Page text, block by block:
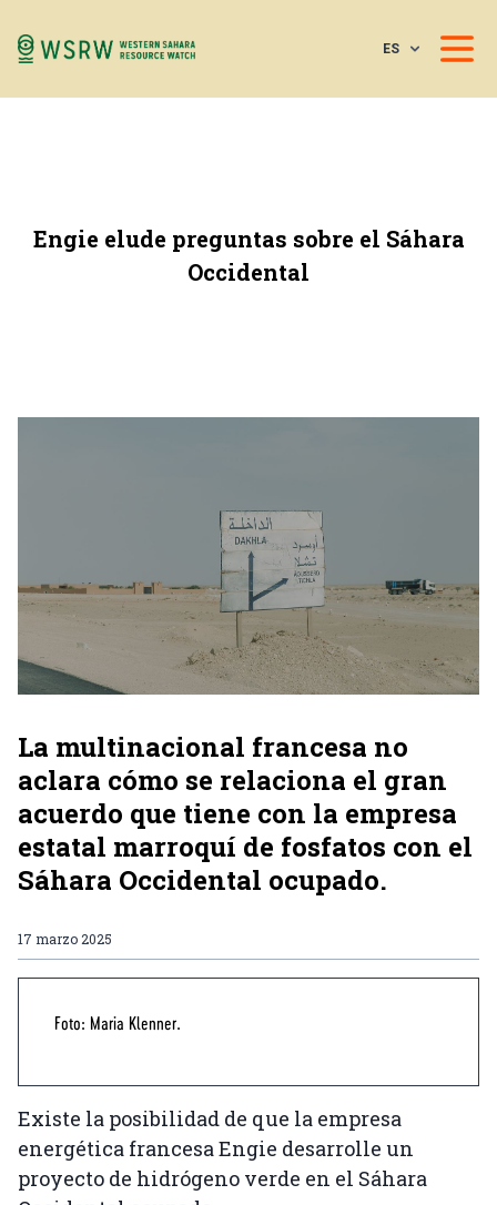
ES
Engie elude preguntas sobre el Sáhara
Occidental
La multinacional francesa no
aclara cómo se relaciona el gran
acuerdo que tiene con la empresa
estatal marroquí de fosfatos con el
Sáhara Occidental ocupado.
17 marzo 2025
Foto: Maria Klenner.
Existe la posibilidad de que la empresa
energética francesa Engie desarrolle un
proyecto de hidrógeno verde en el Sáhara